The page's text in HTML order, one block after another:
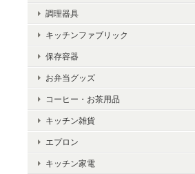
調理器具
キッチンファブリック
保存容器
お弁当グッズ
コーヒー・お茶用品
キッチン雑貨
エプロン
キッチン家電